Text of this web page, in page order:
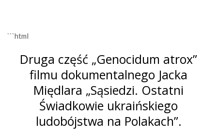
```html
Druga część „Genocidum atrox”
filmu dokumentalnego Jacka
Międlara „Sąsiedzi. Ostatni
Świadkowie ukraińskiego
ludobójstwa na Polakach”.